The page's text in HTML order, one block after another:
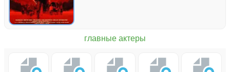
главные актеры